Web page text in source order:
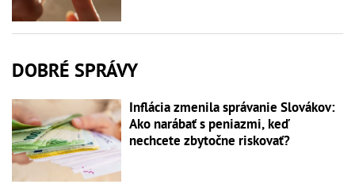
DOBRÉ SPRÁVY
Inflácia zmenila správanie Slovákov:
Ako narábať s peniazmi, keď
nechcete zbytočne riskovať?